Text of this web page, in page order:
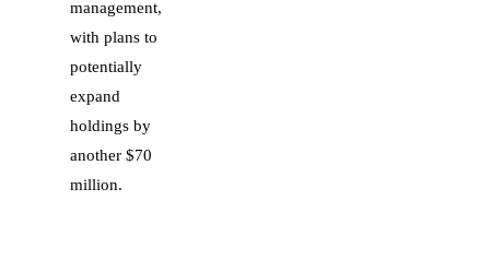
management,
with plans to
potentially
expand
holdings by
another $70
million.